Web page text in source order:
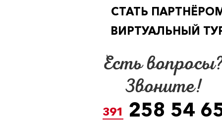
СТАТЬ
ВИРТУАЛЬНЫЙ
Есть
Звоните!
391 258 54